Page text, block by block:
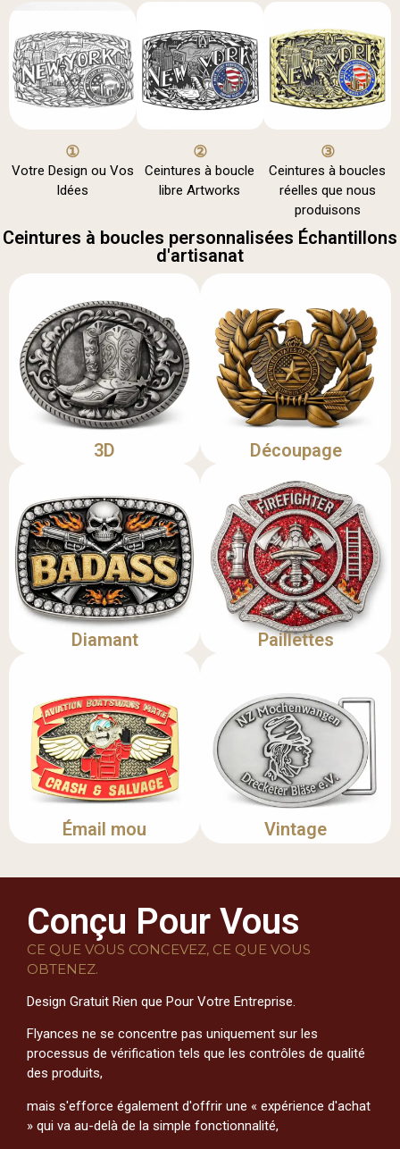
①
Votre Design ou Vos
Idées
②
Ceintures à boucle
libre Artworks
③
Ceintures à boucles
réelles que nous
produisons
Ceintures à boucles personnalisées Échantillons
d'artisanat
3D Découpage
Diamant Paillettes
Émail mou Vintage
Conçu Pour Vous
CE QUE VOUS CONCEVEZ, CE QUE VOUS
OBTENEZ.
Design Gratuit Rien que Pour Votre Entreprise.
Flyances ne se concentre pas uniquement sur les
processus de vérification tels que les contrôles de qualité
des produits,
mais s'efforce également d'offrir une « expérience d'achat
» qui va au-delà de la simple fonctionnalité,